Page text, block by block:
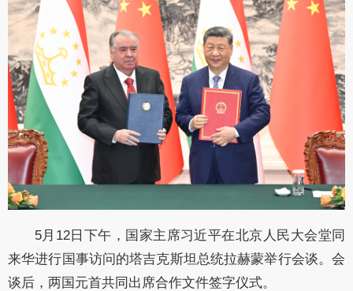
5月12日下午，国家主席习近平在北京人民大会堂同
来华进行国事访问的塔吉克斯坦总统拉赫蒙举行会谈。会
谈后，两国元首共同出席合作文件签字仪式。